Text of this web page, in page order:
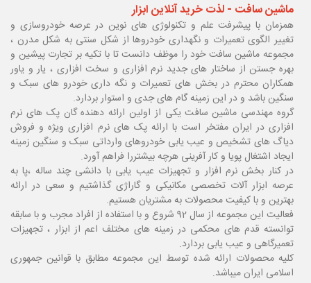
ماشین سافت - لذت خرید آنلاین ابزار
همزمان با پیشرفت علم و تکنولوژی های نوین در عرصه خودروسازی و
تغییر الگوی تعمیرات و نگهداری خودروها از شکل سنتی به شکل مدرن ،
مجموعه ماشین سافت خود را موظف دانست تا با تکیه بر تجارت پیشین و
بهره جستن از ساختار های جدید نرم افزاری و سخت افزاری ، یار و یاور
همکاران محترم در بخش های تعمیرات و نگه داری خودرو های سبک و
سنگین باشد و در این زمینه گام های جدی و استوار بردارد.
گروه مهندسی ماشین سافت یکی از اولین ارائه دهنده گان پک های نرم
افزاری در ایران مفتخر است با ارائه پک های نرم افزاری ویژه و فروش
دیاگ های تشخیص و عیب یابی خودروهای وارداتی سبک و سنگین زمینه
ایجاد اشتغال پویا و کار آفرینی هرچه بیشتررا فراهم آورد.
در کنار بخش نرم افزار و تجهیزات عیب یابی با دانشی چند ساله ،پا به
عرصه ابزار آلات تخصصی مکانیکی و گاراژی گذاشتیم و سعی در ارائه
بهترین و با کیفیت محصولات به مشتریان هستیم.
فعالیت این مجموعه از سال 92 شروع و با استفاده از افراد مجرب و با سابقه
توانسته قدم های محکمی در زمینه های مختلف اعم از ابزار ، تجهیزات
تعمیرگاهی و عیب یابی بردارد.
کلیه محصولات ارائه شده توسط این مجموعه مطابق با قوانین جمهوری
اسلامی ایران میباشد.